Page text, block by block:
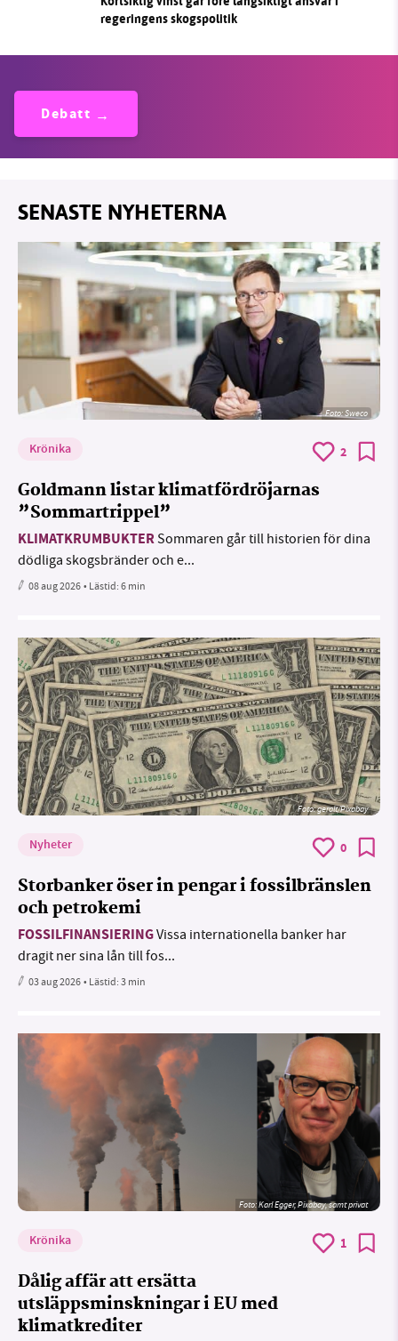
regeringens skogspolitik
Debatt
SENASTE NYHETERNA
Foto: Sweco
Krönika 2
Goldmann listar klimatfördröjarnas
”Sommartrippel”
KLIMATKRUMBUKTERSommaren går till historien för dina
dödliga skogsbränder och e...
08 aug 2026• Lästid:6 min
Foto:geralt/Pixabay
Nyheter 0
Storbanker öser in pengar i fossilbränslen
och petrokemi
FOSSILFINANSIERINGVissa internationella banker har
dragit ner sina lån till fos...
03 aug 2026• Lästid:3 min
Foto:Karl Egger, Pixabay, samt privat
Krönika 1
Dålig affär att ersätta
utsläppsminskningar i EU med
klimatkrediter